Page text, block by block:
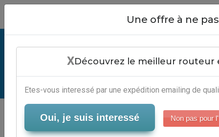
Exemple Mailing De Remerciement
- Solution Email Marketing
Serveur-Emailing
Close
Une offre à ne
XDécouvrez le meilleur routeur
Etes-vous interessé par une expédition emailing de
Oui, je suis interessé Non pas pour